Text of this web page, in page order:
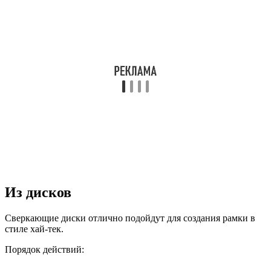
Из дисков
Сверкающие диски отлично подойдут для создания рамки в
стиле хай-тек.
Порядок действий: